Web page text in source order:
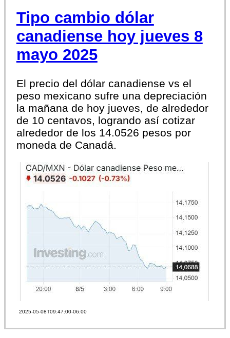
Tipo cambio dólar
canadiense hoy jueves 8
mayo 2025
El precio del dólar canadiense vs el
peso mexicano sufre una depreciación
la mañana de hoy jueves, de alrededor
de 10 centavos, logrando así cotizar
alrededor de los 14.0526 pesos por
moneda de Canadá.
2025-05-08T09:47:00-06:00